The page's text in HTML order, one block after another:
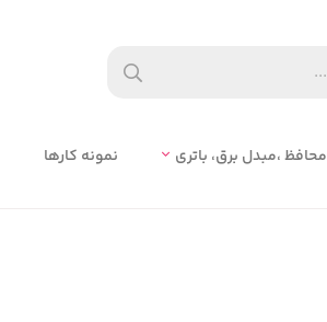
محافظ ،مبدل برق، باتري نمونه کارها